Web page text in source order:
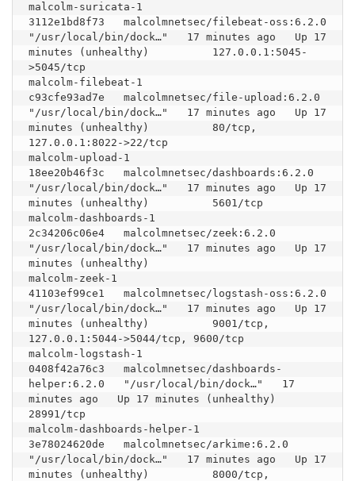
malcolm-suricata-1
3112e1bd8f73   malcolmnetsec/filebeat-oss:6.2.0
"/usr/local/bin/dock…"   17 minutes ago   Up 17
minutes (unhealthy)          127.0.0.1:5045-
>5045/tcp
malcolm-filebeat-1
c93cfe93ad7e   malcolmnetsec/file-upload:6.2.0
"/usr/local/bin/dock…"   17 minutes ago   Up 17
minutes (unhealthy)          80/tcp,
127.0.0.1:8022->22/tcp
malcolm-upload-1
18ee20b46f3c   malcolmnetsec/dashboards:6.2.0
"/usr/local/bin/dock…"   17 minutes ago   Up 17
minutes (unhealthy)          5601/tcp
malcolm-dashboards-1
2c34206c06e4   malcolmnetsec/zeek:6.2.0
"/usr/local/bin/dock…"   17 minutes ago   Up 17
minutes (unhealthy)
malcolm-zeek-1
41103ef99ce1   malcolmnetsec/logstash-oss:6.2.0
"/usr/local/bin/dock…"   17 minutes ago   Up 17
minutes (unhealthy)          9001/tcp,
127.0.0.1:5044->5044/tcp, 9600/tcp
malcolm-logstash-1
0408f42a76c3   malcolmnetsec/dashboards-
helper:6.2.0   "/usr/local/bin/dock…"   17
minutes ago   Up 17 minutes (unhealthy)
28991/tcp
malcolm-dashboards-helper-1
3e78024620de   malcolmnetsec/arkime:6.2.0
"/usr/local/bin/dock…"   17 minutes ago   Up 17
minutes (unhealthy)          8000/tcp,